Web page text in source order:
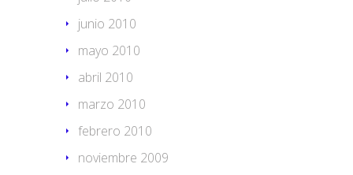
junio 2010
mayo 2010
abril 2010
marzo 2010
febrero 2010
noviembre 2009